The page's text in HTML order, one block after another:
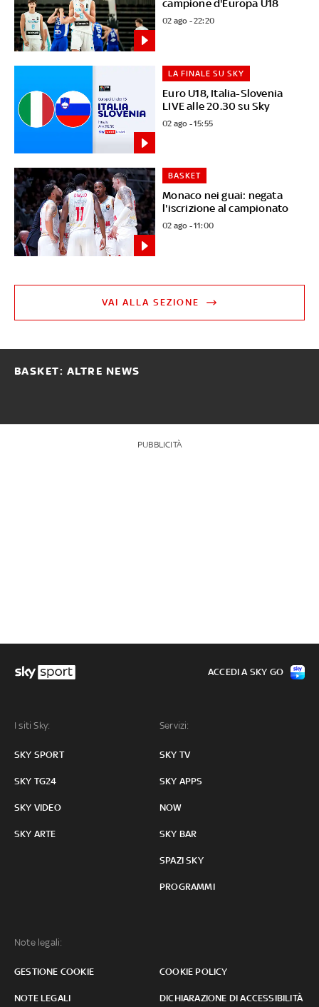
campione d'Europa U18
02 ago - 22:20
Euro U18, Italia-Slovenia
LIVE alle 20.30 su Sky
LA FINALE SU SKY
02 ago - 15:55
Monaco nei guai: negata
l'iscrizione al campionato
BASKET
02 ago - 11:00
VAI ALLA SEZIONE
BASKET: ALTRE NEWS
PUBBLICITÀ
I siti Sky:
SKY SPORT
SKY TG24
SKY VIDEO
SKY ARTE
Servizi:
SKY TV
SKY APPS
NOW
SKY BAR
SPAZI SKY
PROGRAMMI
Note legali:
GESTIONE COOKIE COOKIE POLICY
NOTE LEGALI DICHIARAZIONE DI ACCESSIBILITÀ
ACCEDI A SKY GO